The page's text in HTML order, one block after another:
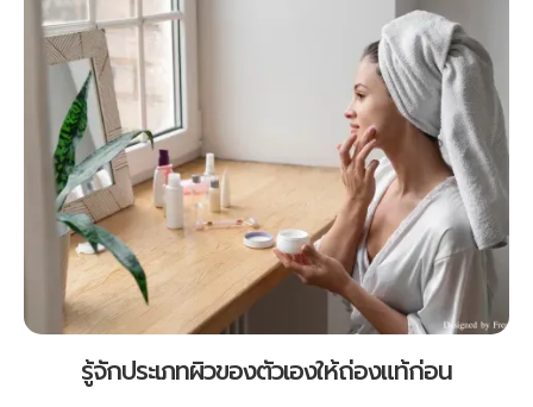
รู้จักประเภทผิวของตัวเองให้ถ่องแท้ก่อน